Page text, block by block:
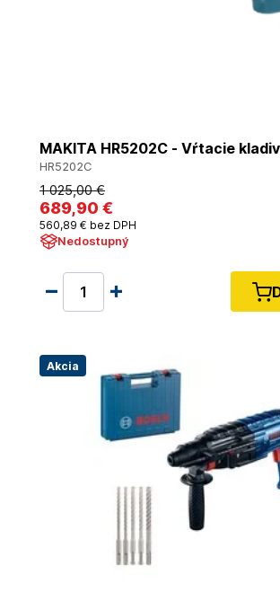
MAKITA HR5202C - Vŕtacie
HR5202C
1 025,00 €
689,90 €
560,89 € bez DPH
Nedostupný
Akcia